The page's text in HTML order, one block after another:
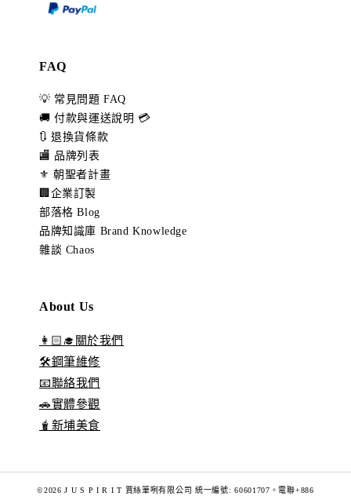
FAQ
💡 常見問題 FAQ
🚚 付款與運送說明 💳
🔃 退換貨條款
🏬 品牌列表
⚜️ 朝聖者計畫
🏢企業訂製
部落格 Blog
品牌知識庫 Brand Knowledge
雜談 Chaos
About Us
👩🏻‍🎓關於我們
🛠️鋼筆維修
📧聯絡我們
🚗實體參觀
🧋新埔美食
©2026 J U S P I R I T 賈絲筆咧有限公司 統一編號: 60601707。電聯+886